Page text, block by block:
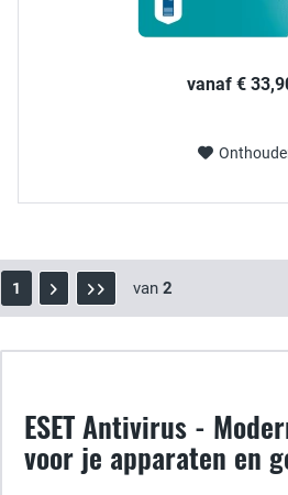
vanaf €
1 van 2
ESET Antivirus -
voor je apparaten en